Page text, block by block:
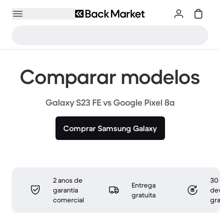
Comparar modelos
Galaxy S23 FE vs Google Pixel 8a
Comprar Samsung Galaxy
2 anos de
garantia
comercial
Entrega
gratuita
30